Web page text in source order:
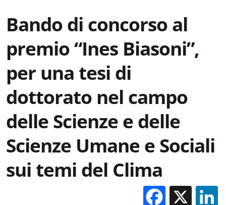
Bando di concorso al
premio “Ines Biasoni”,
per una tesi di
dottorato nel campo
delle Scienze e delle
Scienze Umane e Sociali
sui temi del Clima
X